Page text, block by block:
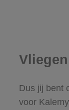
Dus jij bent
voor